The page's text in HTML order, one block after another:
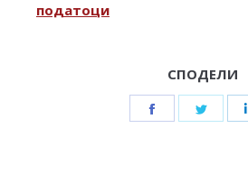
податоци
СПОДЕЛИ
Share
Share